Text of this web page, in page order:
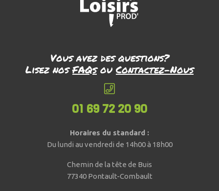
Vous avez des questions?
Lisez nosFAQsou Contactez-Nous
01 69 72 20 90
Horaires du standard :
Du lundi au vendredi de 14h00 à 18h00
Chemin de la tête de Buis
77340 Pontault-Combault